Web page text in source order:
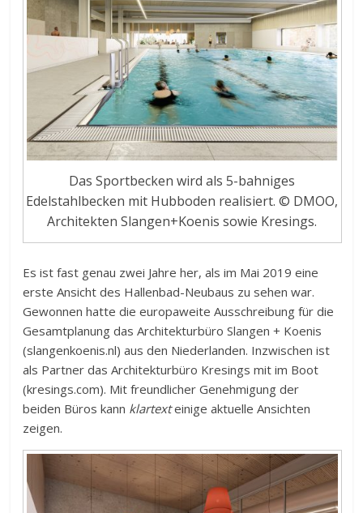
Das Sportbecken wird als 5-bahniges
Edelstahlbecken mit Hubboden realisiert. © DMOO,
Architekten Slangen+Koenis sowie Kresings.
Es ist fast genau zwei Jahre her, als im Mai 2019 eine
erste Ansicht des Hallenbad-Neubaus zu sehen war.
Gewonnen hatte die europaweite Ausschreibung für die
Gesamtplanung das Architekturbüro Slangen + Koenis
(slangenkoenis.nl) aus den Niederlanden. Inzwischen ist
als Partner das Architekturbüro Kresings mit im Boot
(kresings.com). Mit freundlicher Genehmigung der
beiden Büros kann klartexteinige aktuelle Ansichten
zeigen.